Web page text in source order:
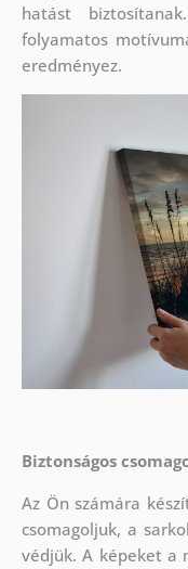
hatást
folyamatos
eredményez.
Biztonságos
Az Ön számára
csomagoljuk, a
védjük.A képeket a